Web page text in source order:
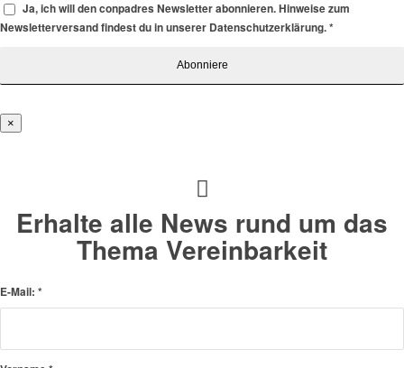
Ja, ich will den conpadres Newsletter abonnieren. Hinweise zum
Newsletterversand findest du in unserer Datenschutzerklärung.*
×
Erhalte alle News rund um das
Thema Vereinbarkeit
E-Mail: *